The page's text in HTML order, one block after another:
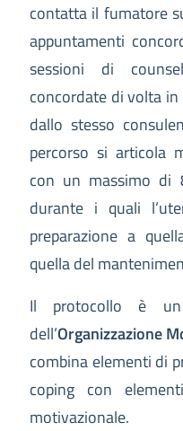
contatta il fumatore
appuntamenti
sessioni di
concordate di volta in
dallo stesso
percorso si articola
con un massimo di
durante i quali
preparazione a
quella del
Il protocollo è
dell’Organizzazione
combina elementi di
coping con
motivazionale.